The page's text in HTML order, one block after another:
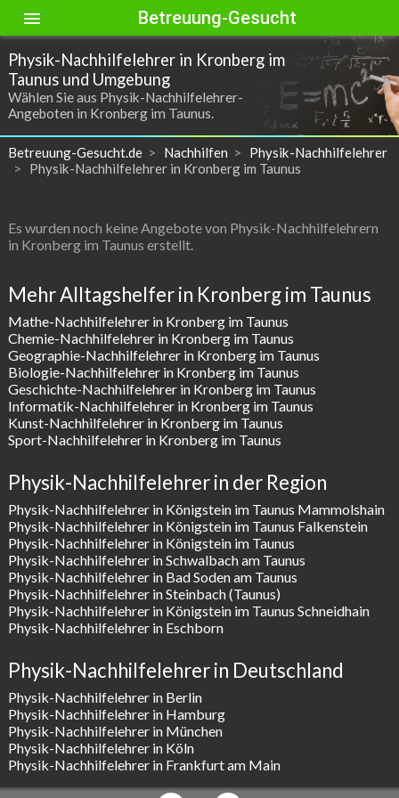
menu Betreuung-Gesucht
Physik-Nachhilfelehrer in Kronberg im
Taunus und Umgebung
Wählen Sie aus Physik-Nachhilfelehrer-
Angeboten in Kronberg im Taunus.
Betreuung-Gesucht.de Nachhilfen
Physik-Nachhilfelehrer
Physik-Nachhilfelehrer in Kronberg im Taunus
Es wurden noch keine Angebote von Physik-Nachhilfelehrern
in Kronberg im Taunus erstellt.
Mehr Alltagshelfer in Kronberg im Taunus
Mathe-Nachhilfelehrer in Kronberg im Taunus
Chemie-Nachhilfelehrer in Kronberg im Taunus
Geographie-Nachhilfelehrer in Kronberg im Taunus
Biologie-Nachhilfelehrer in Kronberg im Taunus
Geschichte-Nachhilfelehrer in Kronberg im Taunus
Informatik-Nachhilfelehrer in Kronberg im Taunus
Kunst-Nachhilfelehrer in Kronberg im Taunus
Sport-Nachhilfelehrer in Kronberg im Taunus
Physik-Nachhilfelehrer in der Region
Physik-Nachhilfelehrer in Königstein im Taunus Mammolshain
Physik-Nachhilfelehrer in Königstein im Taunus Falkenstein
Physik-Nachhilfelehrer in Königstein im Taunus
Physik-Nachhilfelehrer in Schwalbach am Taunus
Physik-Nachhilfelehrer in Bad Soden am Taunus
Physik-Nachhilfelehrer in Steinbach (Taunus)
Physik-Nachhilfelehrer in Königstein im Taunus Schneidhain
Physik-Nachhilfelehrer in Eschborn
Physik-Nachhilfelehrer in Deutschland
Physik-Nachhilfelehrer in Berlin
Physik-Nachhilfelehrer in Hamburg
Physik-Nachhilfelehrer in München
Physik-Nachhilfelehrer in Köln
Physik-Nachhilfelehrer in Frankfurt am Main